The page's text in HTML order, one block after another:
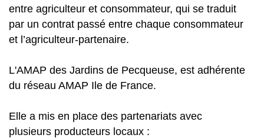
entre agriculteur et consommateur, qui se traduit
par un contrat passé entre chaque consommateur
et l’agriculteur-partenaire.
L'AMAP des Jardins de Pecqueuse, est adhérente
du réseau AMAP Ile de France.
Elle a mis en place des partenariats avec
plusieurs producteurs locaux :